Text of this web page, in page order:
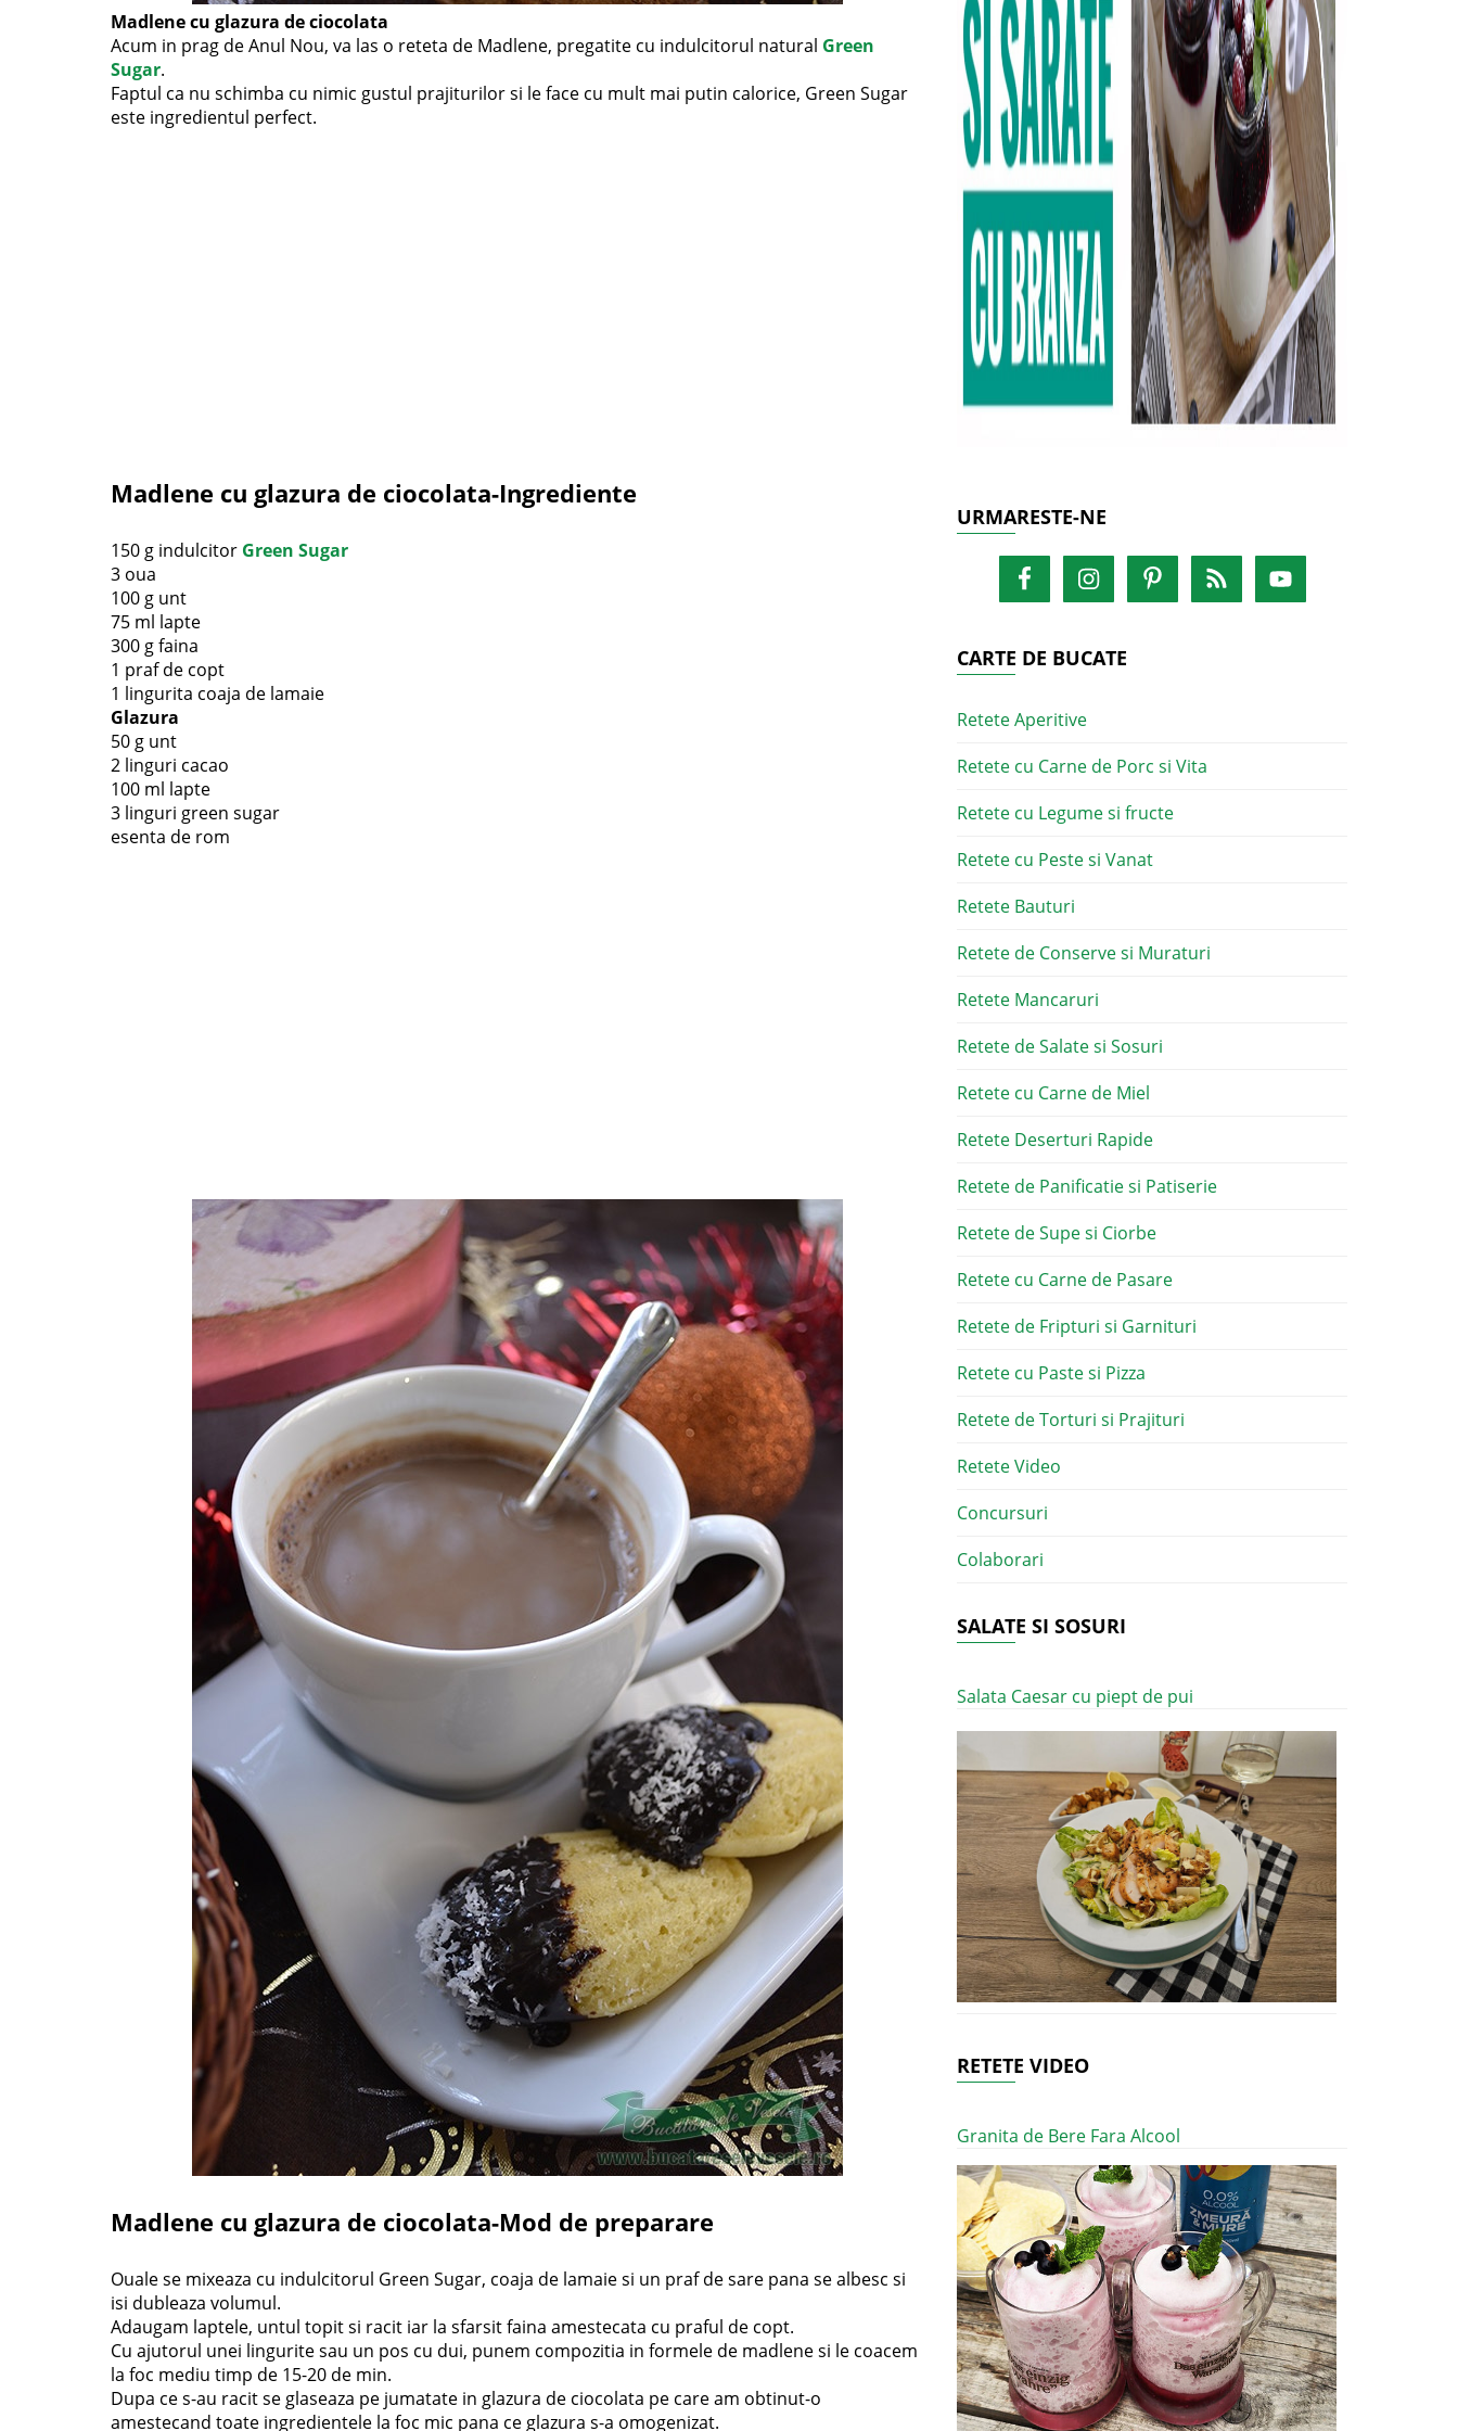
Madlene cu glazura de ciocolata
Acum in prag de Anul Nou, va las o reteta de Madlene, pregatite cu indulcitorul natural Green
Sugar.
Faptul ca nu schimba cu nimic gustul prajiturilor si le face cu mult mai putin calorice, Green Sugar
este ingredientul perfect.
Madlene cu glazura de ciocolata-Ingrediente
150 g indulcitor Green Sugar
3 oua
100 g unt
75 ml lapte
300 g faina
1 praf de copt
1 lingurita coaja de lamaie
Glazura
50 g unt
2 linguri cacao
100 ml lapte
3 linguri green sugar
esenta de rom
Madlene cu glazura de ciocolata-Mod de preparare
Ouale se mixeaza cu indulcitorul Green Sugar, coaja de lamaie si un praf de sare pana se albesc si
isi dubleaza volumul.
Adaugam laptele, untul topit si racit iar la sfarsit faina amestecata cu praful de copt.
Cu ajutorul unei lingurite sau un pos cu dui, punem compozitia in formele de madlene si le coacem
la foc mediu timp de 15-20 de min.
Dupa ce s-au racit se glaseaza pe jumatate in glazura de ciocolata pe care am obtinut-o
amestecand toate ingredientele la foc mic pana ce glazura s-a omogenizat.
URMARESTE-NE
CARTE DE BUCATE
Retete Aperitive
Retete cu Carne de Porc si Vita
Retete cu Legume si fructe
Retete cu Peste si Vanat
Retete Bauturi
Retete de Conserve si Muraturi
Retete Mancaruri
Retete de Salate si Sosuri
Retete cu Carne de Miel
Retete Deserturi Rapide
Retete de Panificatie si Patiserie
Retete de Supe si Ciorbe
Retete cu Carne de Pasare
Retete de Fripturi si Garnituri
Retete cu Paste si Pizza
Retete de Torturi si Prajituri
Retete Video
Concursuri
Colaborari
SALATE SI SOSURI
Salata Caesar cu piept de pui
RETETE VIDEO
Granita de Bere Fara Alcool